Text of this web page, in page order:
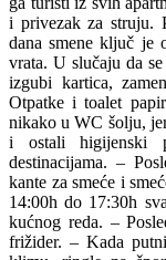
i privezak za struju.
dana smene ključ je
vrata. U slučaju da
izgubi kartica,
Otpatke i toalet
nikako u WC šolju,
i ostali higijenski
destinacijama. –
kante za smeće i
14:00h do 17:30h
kućnog reda. –
frižider. – Kada